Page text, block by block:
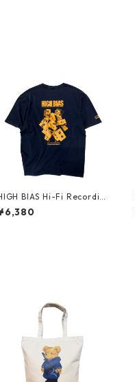
BIAS Hi-Fi Recording
shirt (Fade Navy x Mari